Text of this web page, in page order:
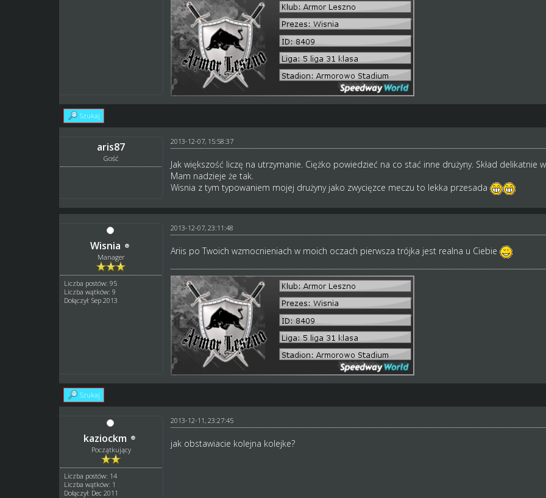
Szukaj
aris87
Gość
2013-12-07, 15:58:37
Jak większość liczę na utrzymanie. Ciężko powiedzieć na co stać inne drużyny. Skład delikatnie
Mam nadzieje że tak.
Wisnia z tym typowaniem mojej drużyny jako zwycięzce meczu to lekka przesada
Wisnia
Manager
Liczba postów: 95
Liczba wątków: 9
Dołączył: Sep 2013
2013-12-07, 23:11:48
Ariis po Twoich wzmocnieniach w moich oczach pierwsza trójka jest realna u Ciebie
Szukaj
kaziockm
Początkujący
Liczba postów: 14
Liczba wątków: 1
Dołączył: Dec 2011
2013-12-11, 23:27:45
jak obstawiacie kolejna kolejke?